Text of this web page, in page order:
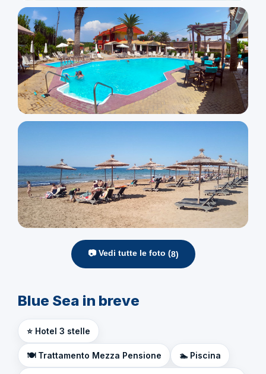
📷 Vedi tutte le foto (8)
Blue Sea in breve
⭐ Hotel 3 stelle
🍽️ Trattamento Mezza Pensione 🏊 Piscina